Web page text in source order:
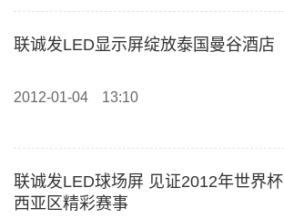
联诚发LED显示屏绽放泰国曼谷酒店
2012-01-04 13:10
联诚发LED球场屏 见证2012年世界杯
西亚区精彩赛事